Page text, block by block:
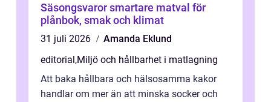
Säsongsvaror smartare matval för
plånbok, smak och klimat
31 juli 2026
Amanda Eklund
editorial,Miljö och hållbarhet i matlagning
Att baka hållbara och hälsosamma kakor
handlar om mer än att minska socker och